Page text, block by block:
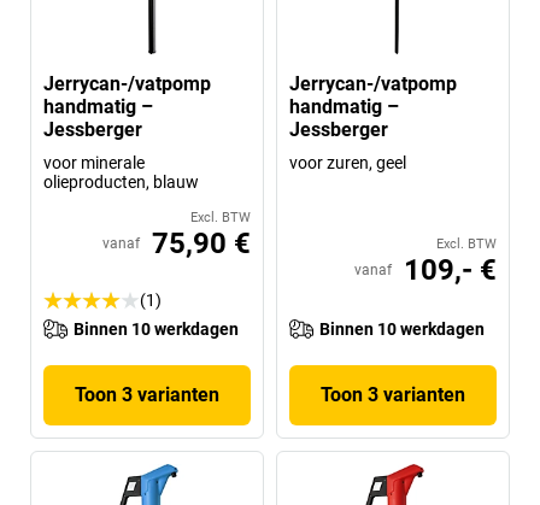
Jerrycan-/vatpomp
handmatig –
Jessberger
voor minerale
olieproducten, blauw
Excl. BTW
vanaf 75,90 €
(1)
Binnen 10 werkdagen
Toon 3 varianten
Jerrycan-/vatpomp
handmatig –
Jessberger
voor zuren, geel
Excl. BTW
vanaf 109,- €
Binnen 10 werkdagen
Toon 3 varianten